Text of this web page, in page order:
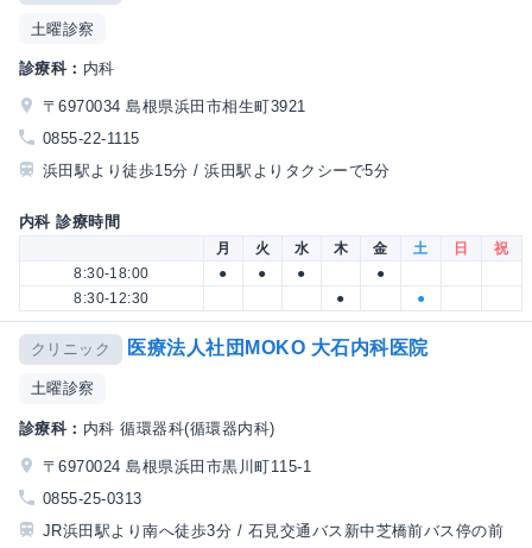
土曜診察
診療科： 内科
〒6970034 島根県浜田市相生町3921
0855-22-1115
浜田駅より徒歩15分 / 浜田駅よりタクシーで5分
内科 診療時間
月 火 水 木 金 土 日
祝
8:30-18:00
● ● ●
●
8:30-12:30
● ●
クリニック 医療法人社団MOKO 大石内科医院
土曜診察
診療科： 内科 循環器科(循環器内科)
〒6970024 島根県浜田市黒川町115-1
0855-25-0313
JR浜田駅より南へ徒歩3分 / 石見交通バス新中芝橋前バス停の前